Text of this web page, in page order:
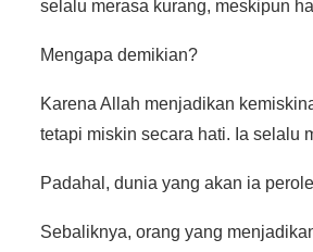
selalu merasa kurang, meskipun
Mengapa demikian?
Karena Allah menjadikan
tetapi miskin secara hati. Ia selalu
Padahal, dunia yang akan ia
Sebaliknya, orang yang